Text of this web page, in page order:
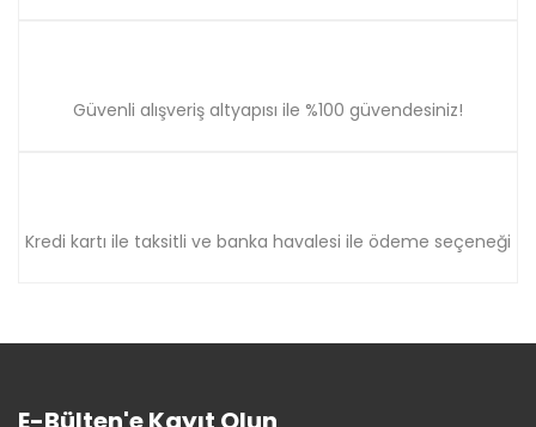
Güvenli alışveriş altyapısı ile %100 güvendesiniz!
Kredi kartı ile taksitli ve banka havalesi ile ödeme seçeneği